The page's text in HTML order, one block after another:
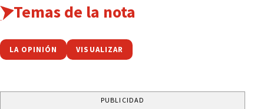
Temas de la nota
LA OPINIÓN VISUALIZAR
PUBLICIDAD